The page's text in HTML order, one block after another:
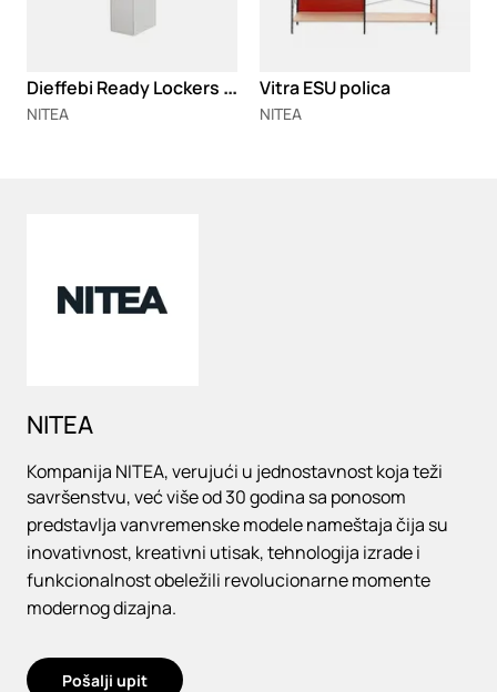
D
ieffebi Ready Lockers ormarići
NITEA
Vitra ESU polica
NITEA
NITEA
Kompanija NITEA, verujući u jednostavnost koja teži
savršenstvu, već više od 30 godina sa ponosom
predstavlja vanvremenske modele nameštaja čija su
inovativnost, kreativni utisak, tehnologija izrade i
funkcionalnost obeležili revolucionarne momente
modernog dizajna.
Pošalji upit